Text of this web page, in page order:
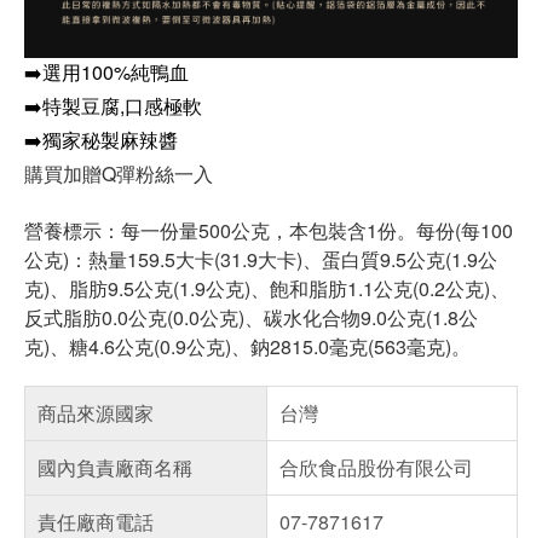
➡️選用100%純鴨血
➡️特製豆腐,口感極軟
➡️獨家秘製麻辣醬
購買加贈Q彈粉絲一入
營養標示：每一份量500公克，本包裝含1份。每份(每100
公克)：熱量159.5大卡(31.9大卡)、蛋白質9.5公克(1.9公
克)、脂肪9.5公克(1.9公克)、飽和脂肪1.1公克(0.2公克)、
反式脂肪0.0公克(0.0公克)、碳水化合物9.0公克(1.8公
克)、糖4.6公克(0.9公克)、鈉2815.0毫克(563毫克)。
商品來源國家
台灣
國內負責廠商名稱
合欣食品股份有限公司
責任廠商電話
07-7871617